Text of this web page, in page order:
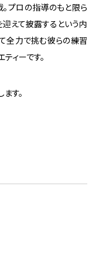
プロの指導のもと限ら
えて披露するという内
全力で挑む彼らの練習
ィーです。
す。